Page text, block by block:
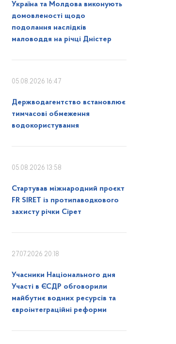
Україна та Молдова виконують
домовленості щодо
подолання наслідків
маловоддя на річці Дністер
05.08.2026 16:47
Держводагентство встановлює
тимчасові обмеження
водокористування
05.08.2026 13:58
Стартував міжнародний проєкт
FR SIRET із протипаводкового
захисту річки Сірет
27.07.2026 20:18
Учасники Національного дня
Участі в ЄСДР обговорили
майбутнє водних ресурсів та
євроінтеграційні реформи